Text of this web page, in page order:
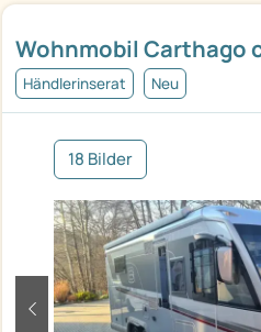
Wohnmobil Carthago
Händlerinserat Neu
18 Bilder
zurück